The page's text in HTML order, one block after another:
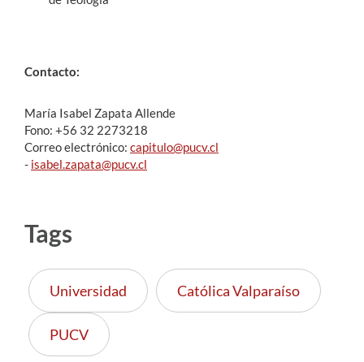
Contacto:
María Isabel Zapata Allende
Fono: +56 32 2273218
Correo electrónico: capitulo@pucv.cl
- isabel.zapata@pucv.cl
Tags
Universidad Católica Valparaíso
PUCV